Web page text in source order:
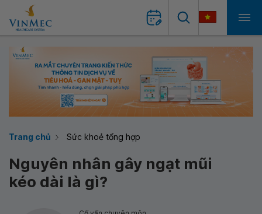
Trang chủ Sức khoẻ tổng hợp
Nguyên nhân gây ngạt mũi
kéo dài là gì?